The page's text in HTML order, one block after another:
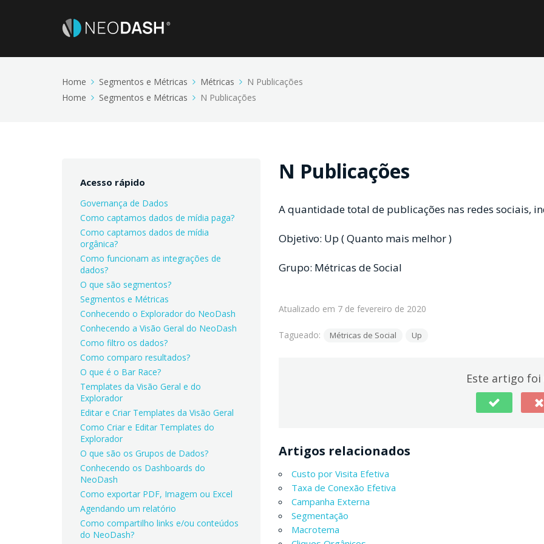
Home Segmentos e Métricas Métricas
N Publicações
Home
Segmentos e Métricas N Publicações
Acesso rápido
Governança de Dados
Como captamos dados de mídia paga?
Como captamos dados de mídia
orgânica?
Como funcionam as integrações de
dados?
O que são segmentos?
Segmentos e Métricas
Conhecendo o Explorador do NeoDash
Conhecendo a Visão Geral do NeoDash
Como filtro os dados?
Como comparo resultados?
O que é o Bar Race?
Templates da Visão Geral e do
Explorador
Editar e Criar Templates da Visão Geral
Como Criar e Editar Templates do
Explorador
O que são os Grupos de Dados?
Conhecendo os Dashboards do
NeoDash
Como exportar PDF, Imagem ou Excel
Agendando um relatório
Como compartilho links e/ou conteúdos
do NeoDash?
N Publicações
A quantidade total de publicações nas redes sociais,
Objetivo: Up ( Quanto mais melhor )
Grupo: Métricas de Social
Atualizado em 7 de fevereiro de 2020
Tagueado: Métricas de Social Up
Este artigo foi
Artigos relacionados
Custo por Visita Efetiva
Taxa de Conexão Efetiva
Campanha Externa
Segmentação
Macrotema